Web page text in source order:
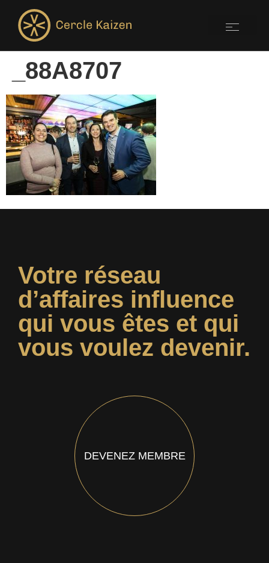
_88A8707
Votre réseau
d’affaires influence
qui vous êtes et qui
vous voulez devenir.
DEVENEZ MEMBRE